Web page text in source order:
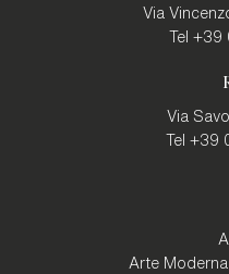
Via
Tel +39
Via
Tel +39
Arte